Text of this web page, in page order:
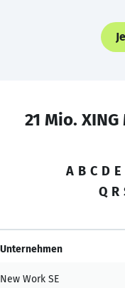
21 Mio.
A B C D E
Q R
Unternehmen
New Work SE